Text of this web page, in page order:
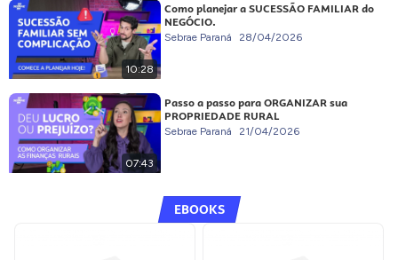
10:28
Como planejar a SUCESSÃO FAMILIAR do
NEGÓCIO.
Sebrae Paraná 28/04/2026
07:43
Passo a passo para ORGANIZAR sua
PROPRIEDADE RURAL
Sebrae Paraná 21/04/2026
EBOOKS